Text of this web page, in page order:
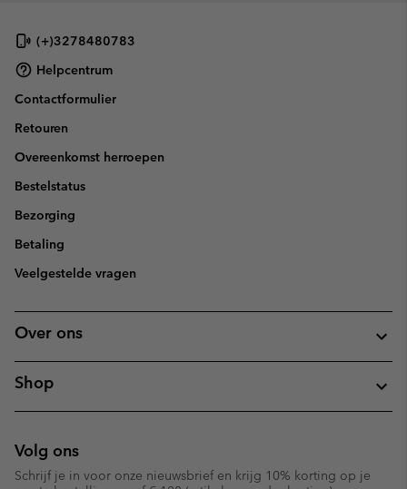
(+)3278480783
Helpcentrum
Contactformulier
Retouren
Overeenkomst herroepen
Bestelstatus
Bezorging
Betaling
Veelgestelde vragen
Over ons
Shop
Volg ons
Schrijf je in voor onze nieuwsbrief en krijg 10% korting op je